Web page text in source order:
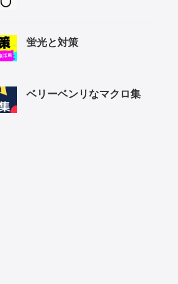
蛍光と対策
ベリーベンリなマクロ集